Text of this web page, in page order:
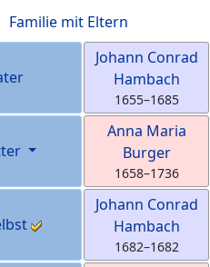
Familie mit Eltern
Johann Conrad
Hambach
1655–1685
Anna Maria
Burger
1658–1736
Johann Conrad
Hambach
1682–1682